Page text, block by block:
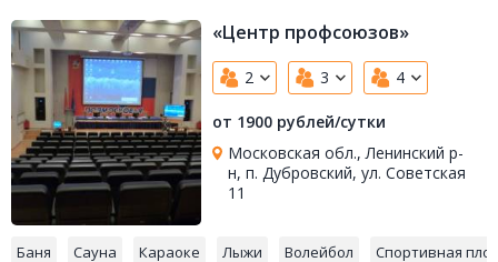
«Центр профсоюзов»
2 3 4
от 1900 рублей/сутки
Московская обл., Ленинский р-
н, п. Дубровский, ул. Советская
11
Баня Сауна Караоке Лыжи Волейбол Спортивная